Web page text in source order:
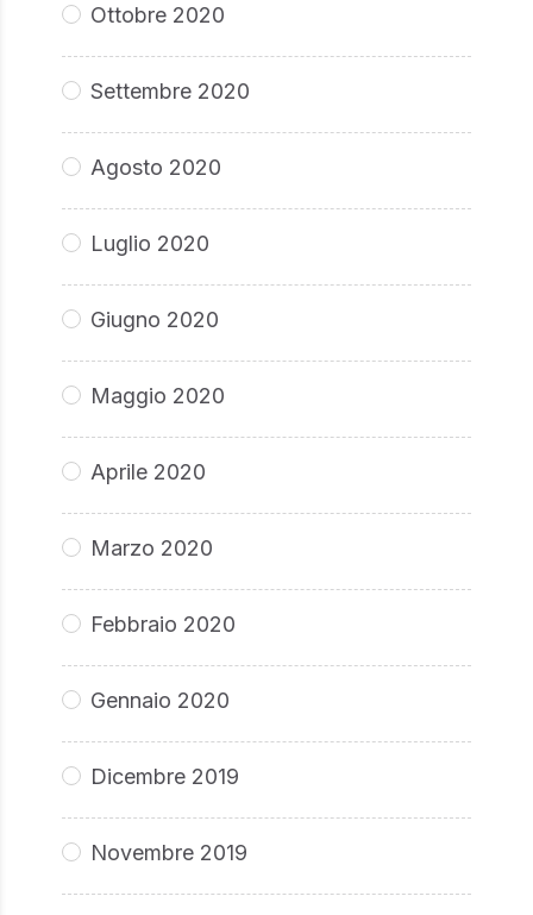
Ottobre 2020
Settembre 2020
Agosto 2020
Luglio 2020
Giugno 2020
Maggio 2020
Aprile 2020
Marzo 2020
Febbraio 2020
Gennaio 2020
Dicembre 2019
Novembre 2019